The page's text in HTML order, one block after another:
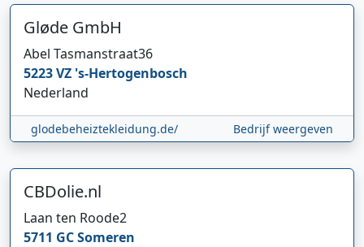
Gløde GmbH
Abel Tasmanstraat36
5223 VZ 's-Hertogenbosch
Nederland
glodebeheiztekleidung.de/ Bedrijf weergeven
CBDolie.nl
Laan ten Roode2
5711 GCSomeren